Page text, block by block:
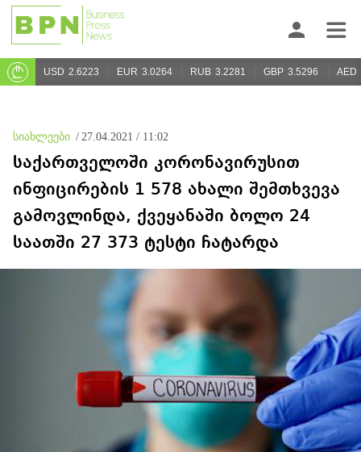
USD 2.6223 EUR 3.0264 RUB 3.2281 GBP 3.5296 AED
სიახლეები / 27.04.2021 / 11:02
საქართველოში კორონავირუსით
ინფიცირების 1 578 ახალი შემთხვევა
გამოვლინდა, ქვეყანაში ბოლო 24
საათში 27 373 ტესტი ჩატარდა